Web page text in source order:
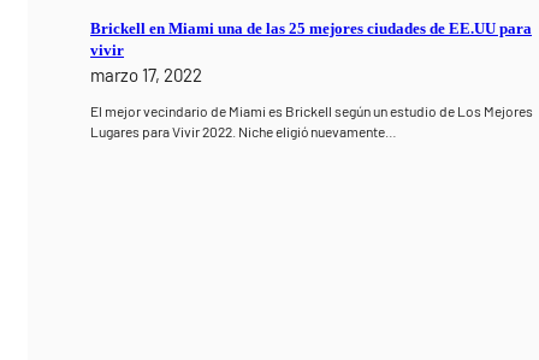
Brickell en Miami una de las 25 mejores ciudades de EE.UU para
vivir
marzo 17, 2022
El mejor vecindario de Miami es Brickell según un estudio de Los Mejores
Lugares para Vivir 2022. Niche eligió nuevamente…